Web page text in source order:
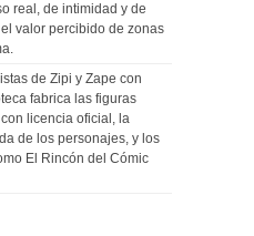
real, de intimidad y de
valor percibido de zonas
de Zipi y Zape con
fabrica las figuras
licencia oficial, la
de los personajes, y los
El Rincón del Cómic